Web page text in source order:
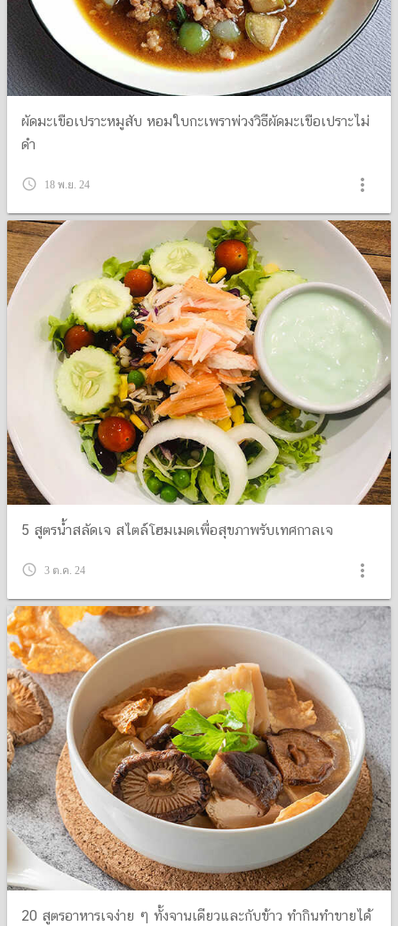
ผัดมะเขือเปราะหมูสับ หอมใบกะเพราพ่วงวิธีผัดมะเขือเปราะไม่
ดำ
query_builder 18 พ.ย. 24 more_vert
5 สูตรน้ำสลัดเจ สไตล์โฮมเมดเพื่อสุขภาพรับเทศกาลเจ
query_builder 3 ต.ค. 24 more_vert
20 สูตรอาหารเจง่าย ๆ ทั้งจานเดียวและกับข้าว ทำกินทำขายได้